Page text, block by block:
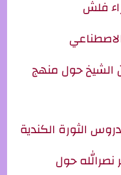
فلش
حسن الشيخ حول منهج
نصرالله حول